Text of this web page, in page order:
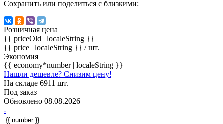
Сохранить или поделиться с близкими:
Розничная цена
{{ priceOld | localeString }}
{{ price | localeString }} / шт.
Экономия
{{ economy*number | localeString }}
Нашли дешевле? Снизим цену!
На складе 6911 шт.
Под заказ
Обновлено 08.08.2026
-